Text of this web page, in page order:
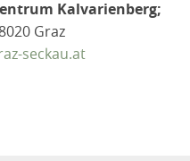
Kalvarienberg;
Graz
seckau.at